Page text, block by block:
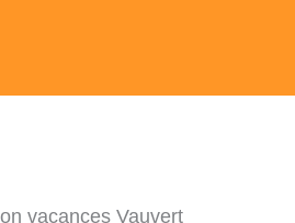
vacances Vauvert